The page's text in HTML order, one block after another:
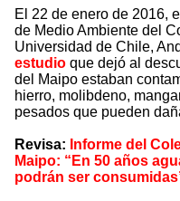
El 22 de enero de 2016,
de Medio Ambiente del
Universidad de Chile,
estudio que dejó al
del Maipo estaban
hierro, molibdeno,
pesados que pueden
Revisa: Informe del
Maipo: “En 50 años
podrán ser